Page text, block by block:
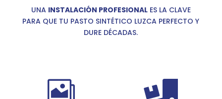
UNA INSTALACIÓN PROFESIONALES LA CLAVE
PARA QUE TU PASTO SINTÉTICO LUZCA PERFECTO Y
DURE DÉCADAS.
 